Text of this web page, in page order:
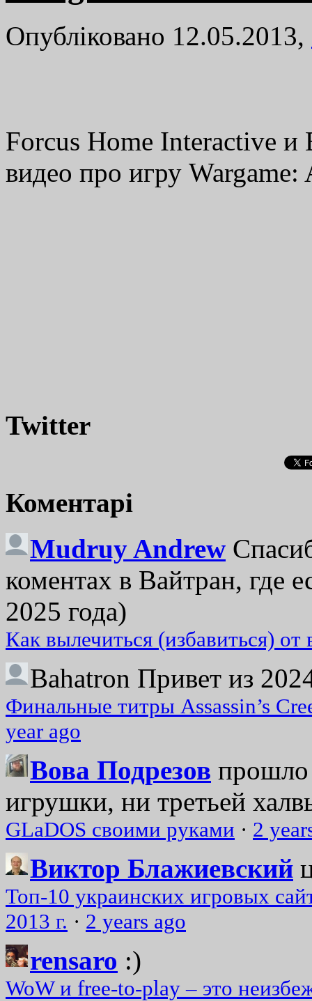
Опубліковано 12.05.2013,
Forcus Home Interactive и
видео про игру
Twitter
Коментарі
Mudruy Andrew
коментах в Вайтран, где
2025 года)
Как вылечиться (избавиться)
Bahatron Привет из
Финальные титры Assassin’s
year ago
Вова Подрезов прошло
игрушки, ни третьей
GLaDOS своими руками · 2
Виктор Блажиевский
Топ-10 украинских игровых
2013 г. · 2 years ago
rensaro :)
WoW и free-to-play – это